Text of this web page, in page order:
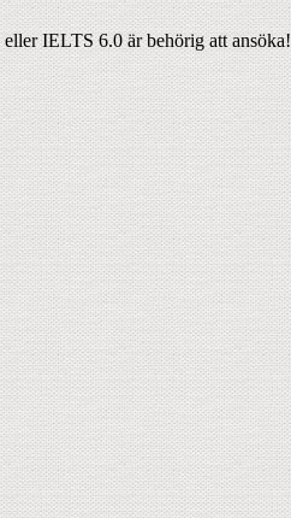
IELTS 6.0 är behörig att ansöka!